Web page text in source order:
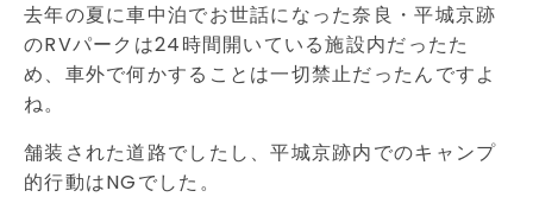
去年の夏に車中泊でお世話になった奈良・平城京跡
のRVパークは24時間開いている施設内だったた
め、車外で何かすることは一切禁止だったんですよ
ね。
舗装された道路でしたし、平城京跡内でのキャンプ
的行動はNGでした。